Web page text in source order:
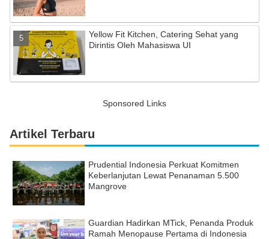
Yellow Fit Kitchen, Catering Sehat yang
Dirintis Oleh Mahasiswa UI
Sponsored Links
Artikel Terbaru
Prudential Indonesia Perkuat Komitmen
Keberlanjutan Lewat Penanaman 5.500
Mangrove
Guardian Hadirkan MTick, Penanda Produk
Ramah Menopause Pertama di Indonesia